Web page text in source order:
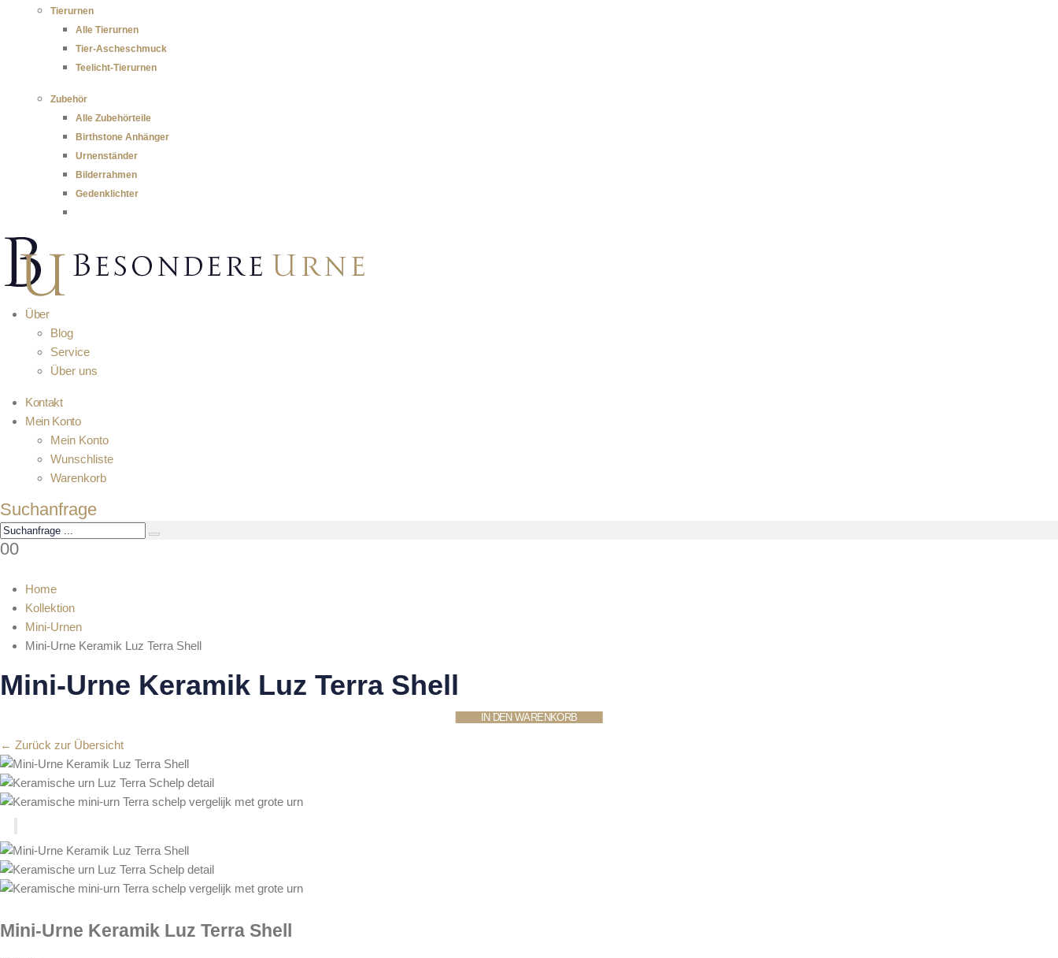
Tierurnen
Alle Tierurnen
Tier-Ascheschmuck
Teelicht-Tierurnen
Zubehör
Alle Zubehörteile
Birthstone Anhänger
Urnenständer
Bilderrahmen
Gedenklichter
Über
Blog
Service
Über uns
Kontakt
Mein Konto
Mein Konto
Wunschliste
Warenkorb
Suchanfrage
00
Home
Kollektion
Mini-Urnen
Mini-Urne Keramik Luz Terra Shell
Mini-Urne Keramik Luz Terra Shell
← Zurück zur Übersicht
Mini-Urne Keramik Luz Terra Shell
IN DEN WARENKORB